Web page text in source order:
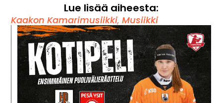
Lue lisää aiheesta:
Kaakon Kamarimusiikki,Musiikki